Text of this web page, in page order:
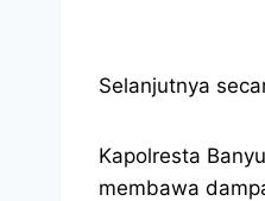
Selanjutnya
Kapolresta
membawa